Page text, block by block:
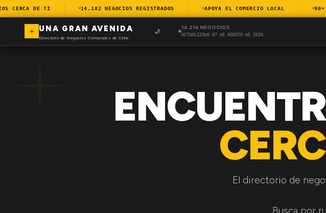
CERCA DE TI 14.182 NEGOCIOS REGISTRADOS APOYA EL COMERCIO LOCAL 90+
UNA GRAN AVENIDA
Directorio de Negocios Comunales de Chile
🌙
14.214 NEGOCIOS
ACTUALIZADO 07 DE AGOSTO DE 2026
El directorio de